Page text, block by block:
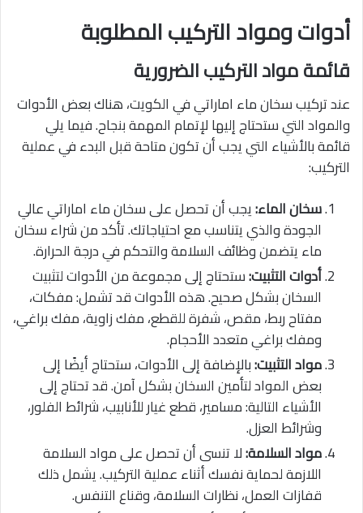
أدوات ومواد التركيب المطلوبة
قائمة مواد التركيب الضرورية
عند تركيب سخان ماء اماراتي في الكويت، هناك بعض الأدوات
والمواد التي ستحتاج إليها لإتمام المهمة بنجاح. فيما يلي
قائمة بالأشياء التي يجب أن تكون متاحة قبل البدء في عملية
التركيب:
سخان الماء:يجب أن تحصل على سخان ماء اماراتي عالي
الجودة والذي يتناسب مع احتياجاتك. تأكد من شراء سخان
ماء يتضمن وظائف السلامة والتحكم في درجة الحرارة.
أدوات التثبيت:ستحتاج إلى مجموعة من الأدوات لتثبيت
السخان بشكل صحيح. هذه الأدوات قد تشمل: مفكات،
مفتاح ربط، مقص، شفرة للقطع، مفك زاوية، مفك براغي،
ومفك براغي متعدد الأحجام.
مواد التثبيت:بالإضافة إلى الأدوات، ستحتاج أيضًا إلى
بعض المواد لتأمين السخان بشكل آمن. قد تحتاج إلى
الأشياء التالية: مسامير، قطع غيار للأنابيب، شرائط الفلور،
وشرائط العزل.
مواد السلامة:لا تنسى أن تحصل على مواد السلامة
اللازمة لحماية نفسك أثناء عملية التركيب. يشمل ذلك
قفازات العمل، نظارات السلامة، وقناع التنفس.